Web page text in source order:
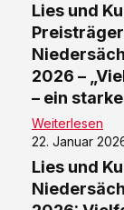
Lies und
2026 –
– ein
Weiterlesen
22. Januar
Lies und